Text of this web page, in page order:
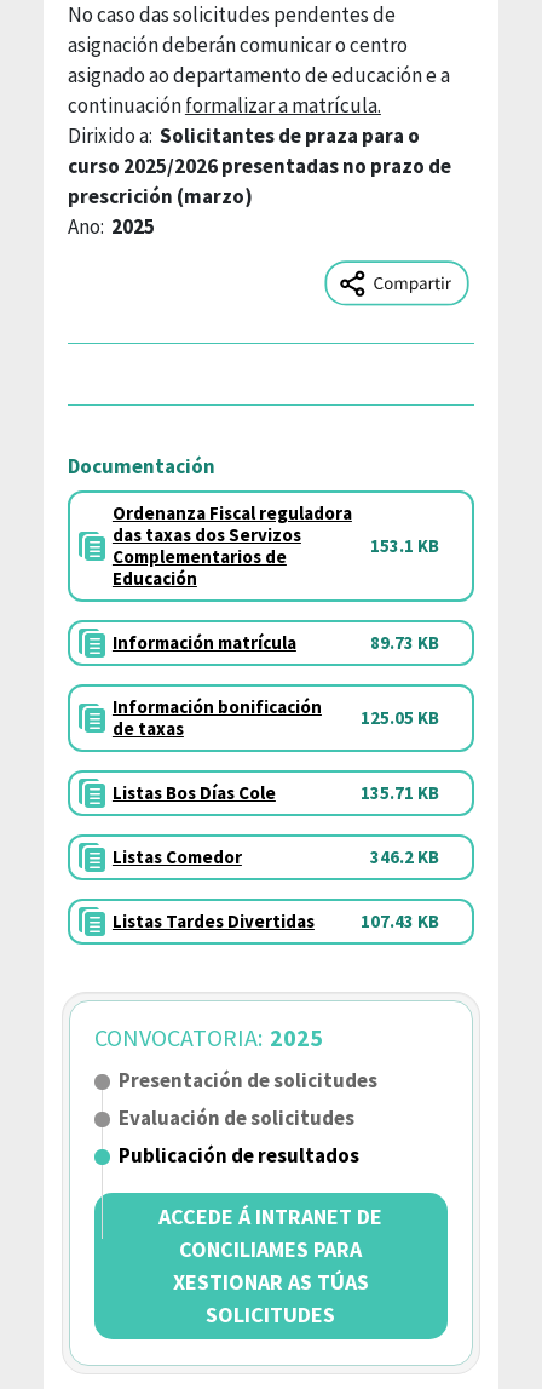
No caso das solicitudes pendentes de
asignación deberán comunicar o centro
asignado ao departamento de educación e a
continuaciónformalizar a matrícula.
Dirixido a: Solicitantes de praza para o
curso 2025/2026 presentadas no prazo de
prescrición (marzo)
Ano: 2025
Documentación
Ordenanza Fiscal reguladora
das taxas dos Servizos
Complementarios de
Educación
153.1 KB
Información matrícula 89.73 KB
Información bonificación
de taxas
125.05 KB
Listas Bos Días Cole 135.71 KB
Listas Comedor 346.2 KB
Listas Tardes Divertidas 107.43 KB
CONVOCATORIA: 2025
Presentación de solicitudes
Evaluación de solicitudes
Publicación de resultados
ACCEDE Á INTRANET DE
CONCILIAMES PARA
XESTIONAR AS TÚAS
SOLICITUDES